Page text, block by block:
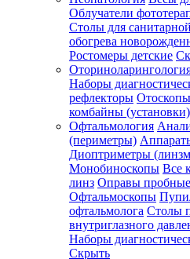
Облучатели
Столы для
обогрева
Ростомеры детские
Наборы
рефлекторы Отоскопы
комбайны (установки)
Офтальмология
(периметры)
Диоптриметры
Монобиноскопы Все
линз Оправы пробные
Офтальмоскопы
офтальмолога Столы
внутриглазного
Наборы
Скрыть